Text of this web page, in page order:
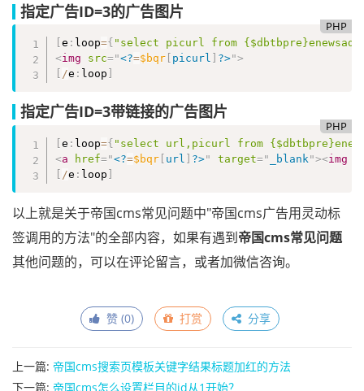
指定广告ID=3的广告图片
PHP
[e : loop={ "select picurl from {$dbtbpre}enewsad
<img src="<?=$bqr picurl ?>">
/e : loop
指定广告ID=3带链接的广告图片
PHP
[e : loop={ "select url,picurl from
<a href="<?=$bqr [ url ] ?>" target=" _blank "><img
[ /e : loop ]
以上就是关于帝国cms常见问题中"帝国cms广告用灵动标
签调用的方法"的全部内容，如果有遇到帝国cms常见问题
其他问题的，可以在评论留言，或者加微信咨询。
赞 (0) 打赏 分享
上一篇: 帝国cms搜索页模板关键字结果标题加红的方法
下一篇: 帝国cms怎么设置栏目的id从1开始？